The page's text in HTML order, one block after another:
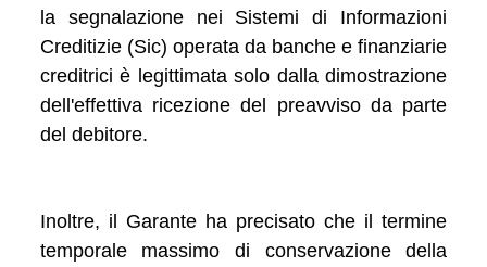
la segnalazione nei Sistemi di Informazioni
Creditizie (Sic) operata da banche e finanziarie
creditrici è legittimata solo dalla dimostrazione
dell'effettiva ricezione del preavviso da parte
del debitore.
Inoltre, il Garante ha precisato che il termine
temporale massimo di conservazione della